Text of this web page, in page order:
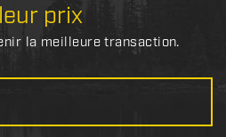
prix
la meilleure transaction.